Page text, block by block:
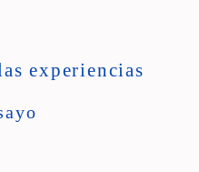
experiencias